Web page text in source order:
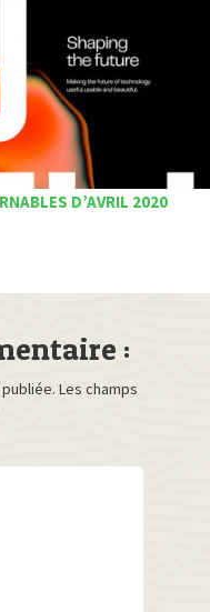
D’AVRIL 2020
:
Les champs